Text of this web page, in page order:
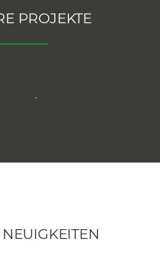
PROJEKTE
NEUIGKEITEN